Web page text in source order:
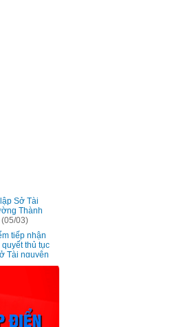
Thành
(05/03)
thủ tục
Tài nguyên
03)
“Hãy trở
Thành phố
nhanh
và chính
viên
động
(20/01)